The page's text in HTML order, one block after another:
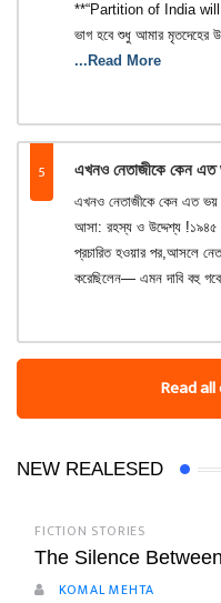
**“Partition of India
ভাগ হবে শুধু আমার মৃতদেহের
...Read More
5 এখনও নেতাজীকে কেন
এখনও নেতাজীকে কেন এত ভয়
আসা: রহস্য ও উদ্দেশ্য !১৯৪৫
প্রচারিত হওয়ার পর,আসলে
করেছিলেন— এমন দাবি বহু
Read
NEW REALESED
FICTION STORIES
The Silence
KOMAL MEHTA